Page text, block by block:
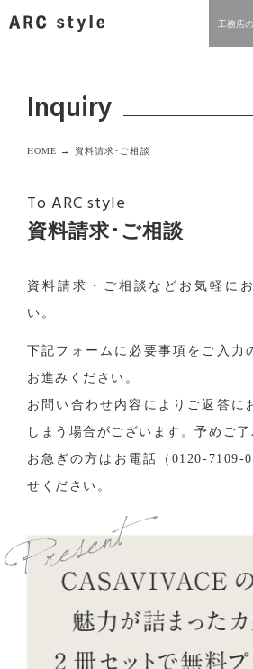
工務店
Inquiry
HOME → 資料請求･ご相談
To ARC style
資料請求･ご相談
資料請求・ご相談などお気軽に
い。
下記フォームに必要事項をご入力
お進みください。
お問い合わせ内容によりご返答に
しまう場合がございます。予めご了
お急ぎの方はお電話（ 0120-7109-
せください。